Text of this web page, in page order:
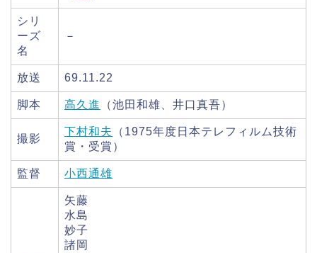
シリ
ーズ
名
－
放送 69.11.22
脚本 高久進 （池田和雄、井口真吾）
撮影
下村和夫
（1975年度日本テレフィルム技術
賞・受賞）
監督 小西通雄
矢藤
水島
妙子
諸岡